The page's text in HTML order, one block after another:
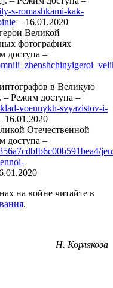
s-romashkami-kak-
– 16.01.2020
Великой
фотографиях
доступа –
в Великую
Режим доступа –
voennykh-svyazistov-i-
16.01.2020
Отечественной
доступа –
на войне читайте в
.
Н. Корлякова